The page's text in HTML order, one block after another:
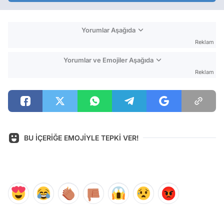
Yorumlar Aşağıda
Reklam
Yorumlar ve Emojiler Aşağıda
Reklam
BU İÇERİĞE EMOJİYLE TEPKİ VER!